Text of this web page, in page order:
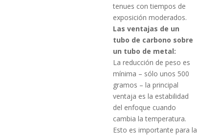
tenues con tiempos de
exposición moderados.
Las ventajas de un
tubo de carbono sobre
un tubo de metal:
La reducción de peso es
mínima – sólo unos 500
gramos – la principal
ventaja es la estabilidad
del enfoque cuando
cambia la temperatura.
Esto es importante para la